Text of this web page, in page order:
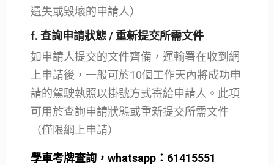
遺失或毀壞的申請人）
f. 查詢申請狀態 / 重新提交所需文件
如申請人提交的文件齊備，運輸署在收到網
上申請後，一般可於10個工作天內將成功申
請的駕駛執照以掛號方式寄給申請人。此項
可用於查詢申請狀態或重新提交所需文件
（僅限網上申請）
學車考牌查詢，whatsapp：61415551